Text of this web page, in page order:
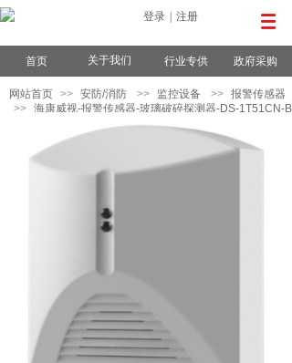
登录 注册
首页 关于我们 行业专供 政府采购
网站首页 >> 安防/消防 >> 监控设备 >> 报警传感器
>> 海康威视-报警传感器-玻璃破碎探测器-DS-1T51CN-B